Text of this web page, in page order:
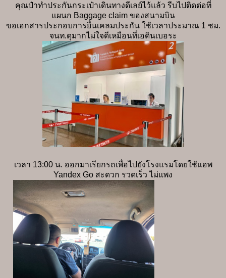
คุณป๋าทำประกันกระเป๋าเดินทางดีเลย์ไว้แล้ว รีบไปติดต่อที่
แผนก Baggage claim ของสนามบิน
ขอเอกสารประกอบการยื่นเคลมประกัน ใช้เวลาประมาณ 1 ชม.
จนท.ดุมากไม่ใจดีเหมือนที่เอดินเบอระ
เวลา 13:00 น. ออกมาเรียกรถเพื่อไปยังโรงแรมโดยใช้แอพ
Yandex Go สะดวก รวดเร็ว ไม่แพง